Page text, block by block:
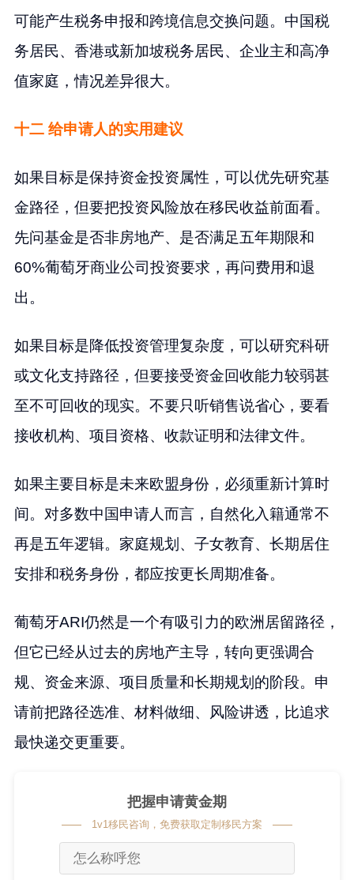
可能产生税务申报和跨境信息交换问题。中国税
务居民、香港或新加坡税务居民、企业主和高净
值家庭，情况差异很大。
十二 给申请人的实用建议
如果目标是保持资金投资属性，可以优先研究基
金路径，但要把投资风险放在移民收益前面看。
先问基金是否非房地产、是否满足五年期限和
60%葡萄牙商业公司投资要求，再问费用和退
出。
如果目标是降低投资管理复杂度，可以研究科研
或文化支持路径，但要接受资金回收能力较弱甚
至不可回收的现实。不要只听销售说省心，要看
接收机构、项目资格、收款证明和法律文件。
如果主要目标是未来欧盟身份，必须重新计算时
间。对多数中国申请人而言，自然化入籍通常不
再是五年逻辑。家庭规划、子女教育、长期居住
安排和税务身份，都应按更长周期准备。
葡萄牙ARI仍然是一个有吸引力的欧洲居留路径，
但它已经从过去的房地产主导，转向更强调合
规、资金来源、项目质量和长期规划的阶段。申
请前把路径选准、材料做细、风险讲透，比追求
最快递交更重要。
把握申请黄金期
1v1移民咨询，免费获取定制移民方案